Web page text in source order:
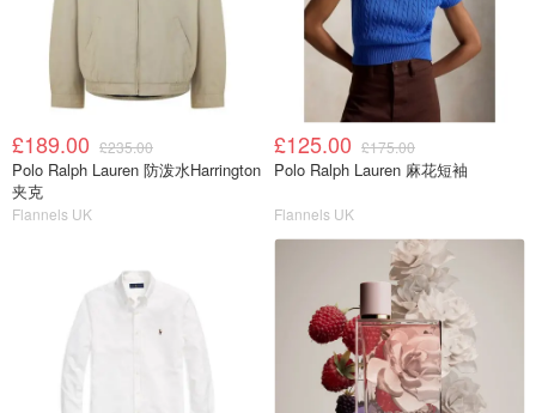
£189.00 £235.00
Polo Ralph Lauren 防泼水Harrington
夹克
Flannels UK
£125.00 £175.00
Polo Ralph Lauren 麻花短袖
Flannels UK